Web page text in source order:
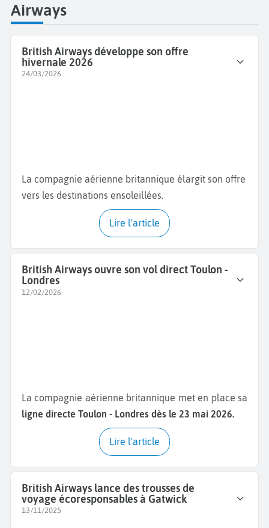
Airways
British Airways développe son offre
hivernale 2026
24/03/2026
La compagnie aérienne britannique élargit son offre
vers les destinations ensoleillées.
Lire l'article
British Airways ouvre son vol direct Toulon -
Londres
12/02/2026
La compagnie aérienne britannique met en place sa
ligne directe Toulon - Londres dès le 23 mai 2026.
Lire l'article
British Airways lance des trousses de
voyage écoresponsables à Gatwick
13/11/2025